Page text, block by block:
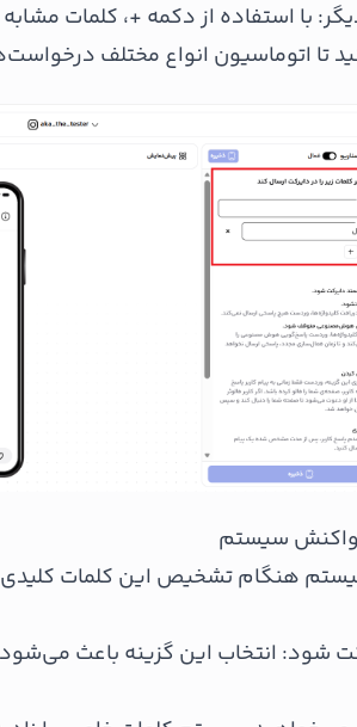
با استفاده از دکمه +، کلمات
تا اتوماسیون انواع مختلف
هنگام تشخیص این کلمات
شود: انتخاب این گزینه باعث